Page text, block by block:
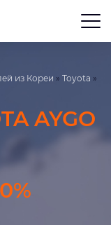
из Кореи » Toyota »
AYGO